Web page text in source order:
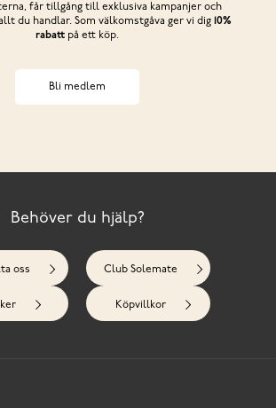
får tillgång till exklusiva kampanjer och
du handlar. Som välkomstgåva ger vi dig 10%
rabattpå ett köp.
Bli medlem
Behöver du hjälp?
oss Club Solemate
Köpvillkor